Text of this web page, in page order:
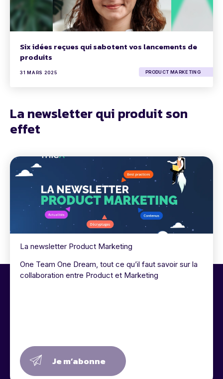
Six idées reçues qui sabotent vos lancements de
produits
31 MARS 2025 PRODUCT MARKETING
La newsletter qui produit son
effet
La newsletter Product Marketing
One Team One Dream, tout ce qu’il faut savoir sur la
collaboration entre Product et Marketing
Je m’abonne